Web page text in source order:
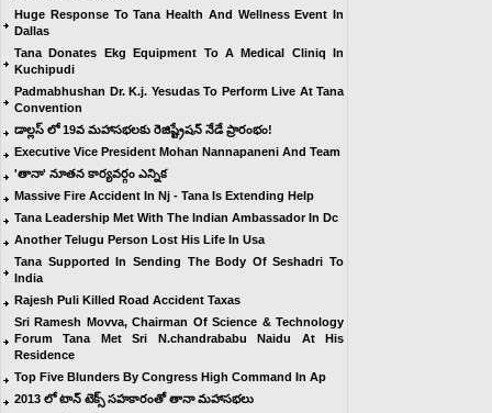
Huge Response To Tana Health And Wellness Event In
Dallas
Tana Donates Ekg Equipment To A Medical Cliniq In
Kuchipudi
Padmabhushan Dr. K.j. Yesudas To Perform Live At Tana
Convention
డాల్లస్ లో 19వ మహాసభలకు రెజిష్ట్రేషన్ నేడే ప్రారంభం!
Executive Vice President Mohan Nannapaneni And Team
'తానా' నూతన కార్యవర్గం ఎన్నిక
Massive Fire Accident In Nj - Tana Is Extending Help
Tana Leadership Met With The Indian Ambassador In Dc
Another Telugu Person Lost His Life In Usa
Tana Supported In Sending The Body Of Seshadri To
India
Rajesh Puli Killed Road Accident Taxas
Sri Ramesh Movva, Chairman Of Science & Technology
Forum Tana Met Sri N.chandrababu Naidu At His
Residence
Top Five Blunders By Congress High Command In Ap
2013 లో టాన్ టెక్స్ సహకారంతో తానా మహాసభలు